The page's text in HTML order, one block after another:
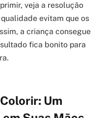
veja a resolução
evitam que os
a criança consegue
fica bonito para
Um